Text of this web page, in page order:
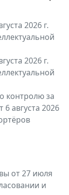
2026 г.
2026 г.
контролю за
августа 2026
от 27 июля
и